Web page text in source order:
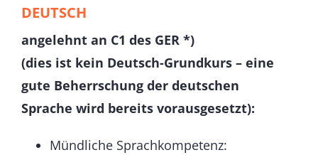
DEUTSCH
angelehnt an C1 des GER *)
(dies ist kein Deutsch-Grundkurs – eine
gute Beherrschung der deutschen
Sprache wird bereits vorausgesetzt):
Mündliche Sprachkompetenz: